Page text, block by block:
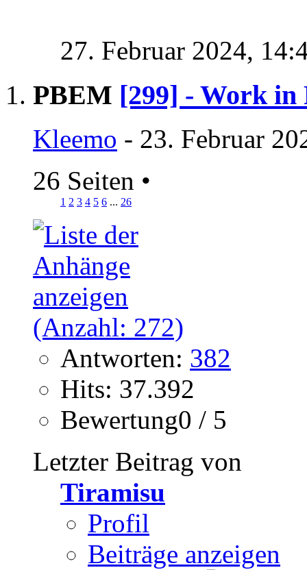
27. Februar 2024,
PBEM [299] - Work in
Kleemo - 23. Februar
26 Seiten •
1 2 3 4 5 6 ... 26
Antworten: 382
Hits: 37.392
Bewertung0 / 5
Letzter Beitrag von
Tiramisu
Profil
Beiträge anzeigen